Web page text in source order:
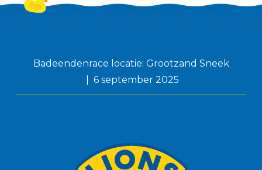
Badeendenrace locatie: Grootzand Sneek
6 september 2025